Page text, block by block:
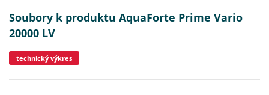
Soubory k produktu AquaForte Prime Vario
20000 LV
technický výkres